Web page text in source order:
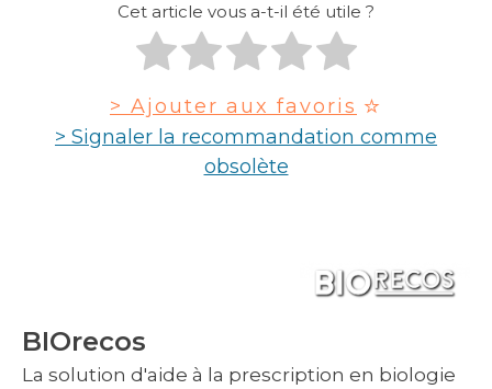
Cet article vous a-t-il été utile ?
> Ajouter aux favoris
> Signaler la recommandation comme
obsolète
BIOrecos
La solution d'aide à la prescription en biologie